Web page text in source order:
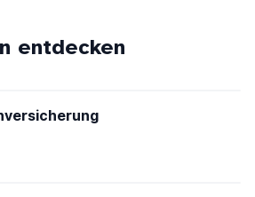
entdecken